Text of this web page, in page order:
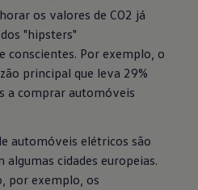
os valores de CO2 já
"hipsters"
conscientes. Por exemplo, o
principal que leva 29%
a comprar automóveis
automóveis elétricos são
algumas cidades europeias.
por exemplo, os